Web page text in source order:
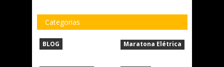
Categorias
BLOG Maratona Elétrica